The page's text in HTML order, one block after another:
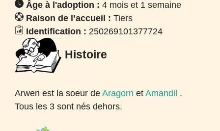
Âge à l'adoption : 4 mois et 1 semaine
Raison de l’accueil : Tiers
Identification : 250269101377724
Histoire
Arwen est la soeur deAragorn etAmandil .
Tous les 3 sont nés dehors.